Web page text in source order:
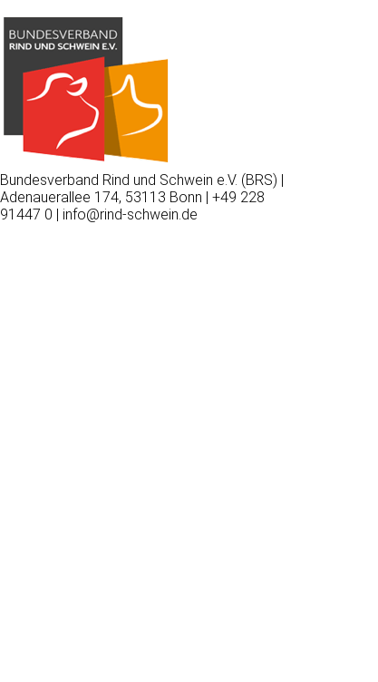
Bundesverband Rind und Schwein e.V. (BRS) |
Adenauerallee 174, 53113 Bonn | +49 228
91447 0 | info@rind-schwein.de